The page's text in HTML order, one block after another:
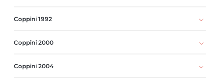
Coppini 1992
Coppini 2000
Coppini 2004